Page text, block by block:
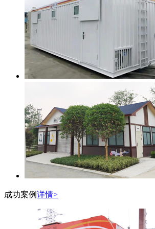
成功案例详情>